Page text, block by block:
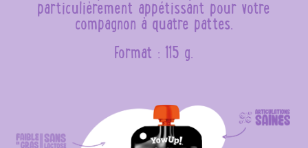
particulièrement appétissant pour votre
compagnon à quatre pattes.
Format : 115 g.